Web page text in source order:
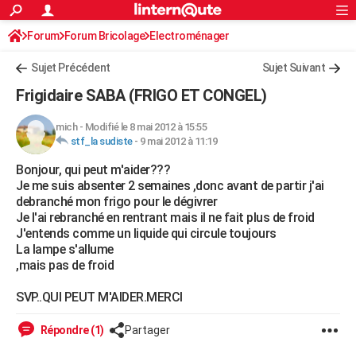
ACTUALITÉS
Politique
Société
Faits Divers
Education
Monde
Villes
+
FINANCE
Retraite
Impôts
Epargne
Immobilier
Risques naturels par ville
Banque
Assurance
Crédit
AUTO
Essais
Réserver un essai
Citadines
Berlines
SUV
Forum auto
+HIGH-TECH
Mobiles
Meilleur smartphone
Internet
Ordinateurs
Jeux vidéo
Guide high-tech
+BRICOLAGE
Forum
Aménagement intérieur
Extérieur
Cuisine
Salle de bains
Jardinage
Rangement
WEEK-END
Guides de France
Escapades
Patrimoine
Expositions
Musées
Week-end nature
+
Art de vivre
Bien-être
Modes de vie
Alimentation
Guide de la santé
Maladies
Médicaments
Sommeil
S'inscrire
Connexion
Forum Forum Bricolage Electroménager
Sujet Précédent Sujet Suivant
Frigidaire SABA (FRIGO ET CONGEL)
mich- Modifié le 8 mai 2012 à 15:55
stf_la sudiste- 9 mai 2012 à 11:19
Bonjour, qui peut m'aider???
Je me suis absenter 2 semaines ,donc avant de partir j'ai
debranché mon frigo pour le dégivrer
Je l'ai rebranché en rentrant mais il ne fait plus de froid
J'entends comme un liquide qui circule toujours
La lampe s'allume
,mais pas de froid
SVP..QUI PEUT M'AIDER.MERCI
Répondre (1) Partager